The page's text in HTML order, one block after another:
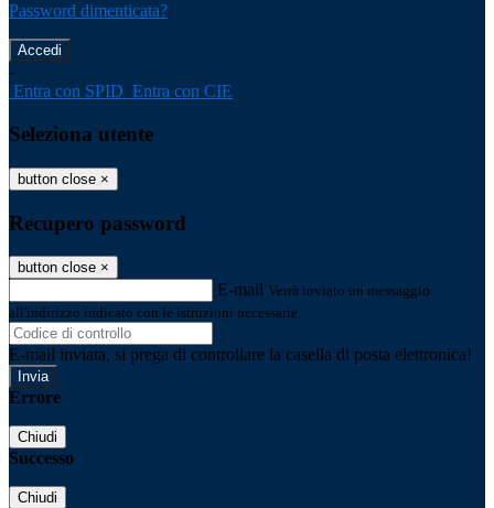
Password dimenticata?
-
Entra con SPID Entra con CIE
Seleziona utente
button close ×
Recupero password
button close ×
E-mail Verrà inviato un messaggio
all'indirizzo indicato con le istruzioni necessarie.
E-mail inviata, si prega di controllare la casella di posta elettronica!
Errore
Chiudi
Successo
Chiudi